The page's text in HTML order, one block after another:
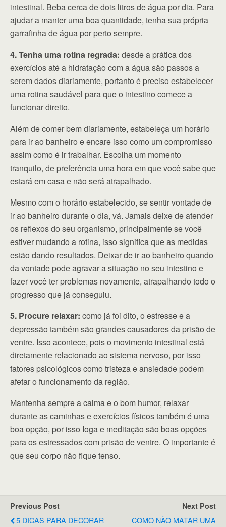
intestinal. Beba cerca de dois litros de água por dia. Para
ajudar a manter uma boa quantidade, tenha sua própria
garrafinha de água por perto sempre.
4. Tenha uma rotina regrada: desde a prática dos
exercícios até a hidratação com a água são passos a
serem dados diariamente, portanto é preciso estabelecer
uma rotina saudável para que o intestino comece a
funcionar direito.
Além de comer bem diariamente, estabeleça um horário
para ir ao banheiro e encare isso como um compromisso
assim como é ir trabalhar. Escolha um momento
tranquilo, de preferência uma hora em que você sabe que
estará em casa e não será atrapalhado.
Mesmo com o horário estabelecido, se sentir vontade de
ir ao banheiro durante o dia, vá. Jamais deixe de atender
os reflexos do seu organismo, principalmente se você
estiver mudando a rotina, isso significa que as medidas
estão dando resultados. Deixar de ir ao banheiro quando
da vontade pode agravar a situação no seu intestino e
fazer você ter problemas novamente, atrapalhando todo o
progresso que já conseguiu.
5. Procure relaxar: como já foi dito, o estresse e a
depressão também são grandes causadores da prisão de
ventre. Isso acontece, pois o movimento intestinal está
diretamente relacionado ao sistema nervoso, por isso
fatores psicológicos como tristeza e ansiedade podem
afetar o funcionamento da região.
Mantenha sempre a calma e o bom humor, relaxar
durante as caminhas e exercícios físicos também é uma
boa opção, por isso Ioga e meditação são boas opções
para os estressados com prisão de ventre. O importante é
que seu corpo não fique tenso.
Previous Post
5 DICAS PARA DECORAR
Next Post
COMO NÃO MATAR UMA